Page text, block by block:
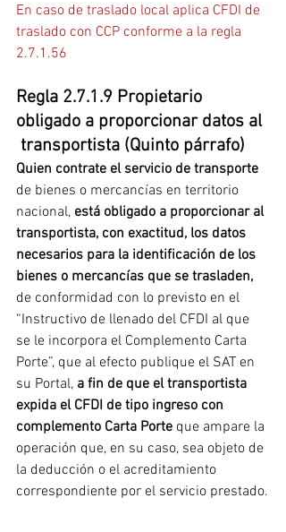
En caso de traslado local aplica CFDI de
traslado con CCP conforme a la regla
2.7.1.56
Regla 2.7.1.9 Propietario
obligado a proporcionar datos al
transportista (Quinto párrafo)
Quien contrate el servicio de transporte
de bienes o mercancías en territorio
nacional, está obligado a proporcionar al
transportista, con exactitud, los datos
necesarios para la identificación de los
bienes o mercancías que se trasladen,
de conformidad con lo previsto en el
“Instructivo de llenado del CFDI al que
se le incorpora el Complemento Carta
Porte”, que al efecto publique el SAT en
su Portal, a fin de que el transportista
expida el CFDI de tipo ingreso con
complemento Carta Porte que ampare la
operación que, en su caso, sea objeto de
la deducción o el acreditamiento
correspondiente por el servicio prestado.